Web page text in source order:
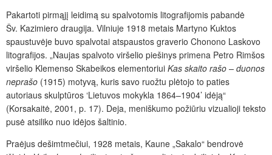
Pakartoti pirmąjį leidimą su spalvotomis litografijomis pabandė
Šv. Kazimiero draugija. Vilniuje 1918 metais Martyno Kuktos
spaustuvėje buvo spalvotai atspaustos graverio Chonono Laskovo
litografijos. „Naujas spalvoto viršelio piešinys primena Petro Rimšos
viršelio Klemenso Skabeikos elementoriui Kas skaito rašo – duonos
neprašo (1915) motyvą, kuris savo ruožtu plėtojo to paties
autoriaus skulptūros ‘Lietuvos mokykla 1864–1904’ idėją“
(Korsakaitė, 2001, p. 17). Deja, meniškumo požiūriu vizualioji teksto
pusė atsiliko nuo idėjos šaltinio.
Praėjus dešimtmečiui, 1928 metais, Kaune „Sakalo“ bendrovė